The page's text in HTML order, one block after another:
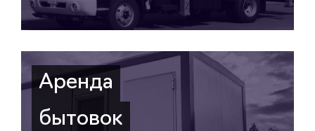
Аренда
бытовок